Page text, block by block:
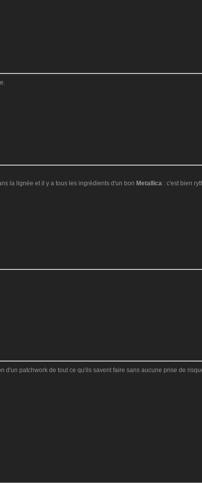
la lignée et il y a tous les ingrédients d'un bon Metallica : c'est bien
patchwork de tout ce qu'ils savent faire sans aucune prise de